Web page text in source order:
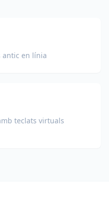
antic en línia
teclats virtuals